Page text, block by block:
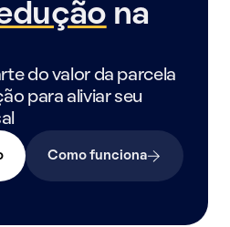
na
do valor da parcela
para aliviar seu
Como funciona